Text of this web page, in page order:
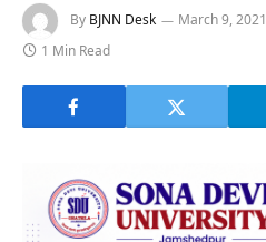
By BJNN Desk March 9, 2021
1 Min Read